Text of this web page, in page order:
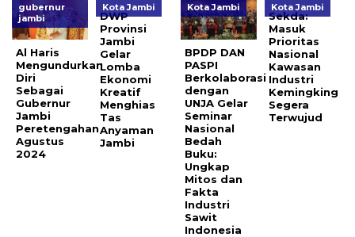
gubernur
jambi
Al Haris
Mengundurkan
Diri
Sebagai
Gubernur
Jambi
Peretengahan
Agustus
2024
Kota Jambi
DWP
Provinsi
Jambi
Gelar
Lomba
Ekonomi
Kreatif
Menghias
Tas
Anyaman
Jambi
Kota Jambi
BPDP DAN
PASPI
Berkolaborasi
dengan
UNJA Gelar
Seminar
Nasional
Bedah
Buku:
Ungkap
Mitos dan
Fakta
Industri
Sawit
Indonesia
Kota Jambi
Sekda:
Masuk
Prioritas
Nasional
Kawasan
Industri
Kemingking
Segera
Terwujud